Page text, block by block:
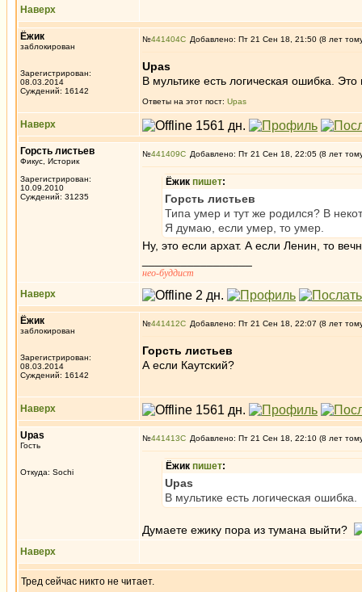
Наверх
Ёжик
заблокирован
Зарегистрирован:
08.03.2014
Суждений: 16142
№441404 Добавлено: Пт 21 Сен 18, 21:50 (8 лет
Upas
В мультике есть логическая ошибка.
Ответы на этот пост: Upas
Наверх
Горсть листьев
Фикус, Историк
Зарегистрирован:
10.09.2010
Суждений: 31235
№441409 Добавлено: Пт 21 Сен 18, 22:05 (8 лет
Ёжик пишет:
Горсть листьев
Типа умер и тут же родился? В
Я думаю, если умер, то умер.
Ну, это если архат. А если Ленин, то
нео-буддист
Наверх
Ёжик
заблокирован
Зарегистрирован:
08.03.2014
Суждений: 16142
№441412 Добавлено: Пт 21 Сен 18, 22:07 (8 лет
Горсть листьев
А если Каутский?
Наверх
Upas
Гость
Откуда: Sochi
№441413 Добавлено: Пт 21 Сен 18, 22:10 (8 лет
Ёжик пишет:
Upas
В мультике есть логическая ошибка.
Думаете ежику пора из тумана выйти?
Наверх
Тред сейчас никто не читает.